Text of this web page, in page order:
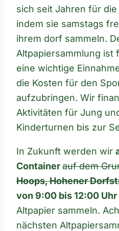
sich seit Jahren für
indem sie samstags
ihrem dorf sammeln.
Altpapiersammlung ist
eine wichtige
die Kosten für den
aufzubringen. Wir
Aktivitäten für Jung
Kinderturnen bis zur
In Zukunft werden wir
Containerauf dem
Hoops, Hohener
von 9:00 bis 12:00 Uhr
Altpapier sammeln.
nächsten